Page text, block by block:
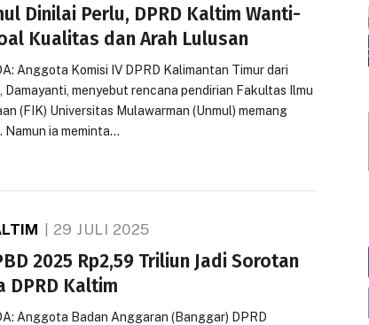
Dinilai Perlu, DPRD Kaltim Wanti-
Kualitas dan Arah Lulusan
Anggota Komisi IV DPRD Kalimantan Timur dari
Damayanti, menyebut rencana pendirian Fakultas Ilmu
(FIK) Universitas Mulawarman (Unmul) memang
Namun ia meminta…
29 JULI 2025
2025 Rp2,59 Triliun Jadi Sorotan
DPRD Kaltim
Anggota Badan Anggaran (Banggar) DPRD